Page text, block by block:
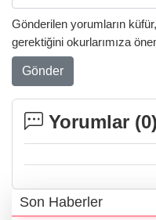
Gönderilen yorumların
gerektiğini okurlarımıza
Gönder
Yorumlar (0)
Son Haberler